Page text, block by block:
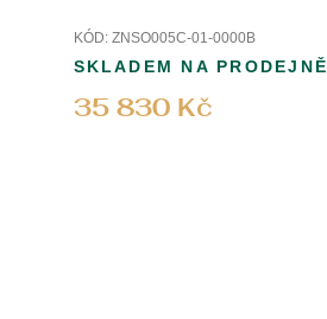
KÓD: ZNSO005C-01-0000B
35 830 Kč
SKLADEM NA PRODEJNĚ